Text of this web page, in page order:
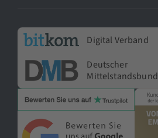
Digital Verband
Deutscher
Mittelstandsbund